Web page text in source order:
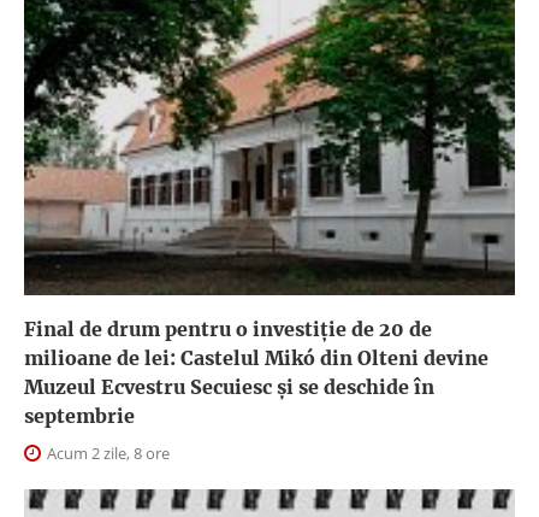
Final de drum pentru o investiție de 20 de
milioane de lei: Castelul Mikó din Olteni devine
Muzeul Ecvestru Secuiesc și se deschide în
septembrie
Acum 2 zile, 8 ore